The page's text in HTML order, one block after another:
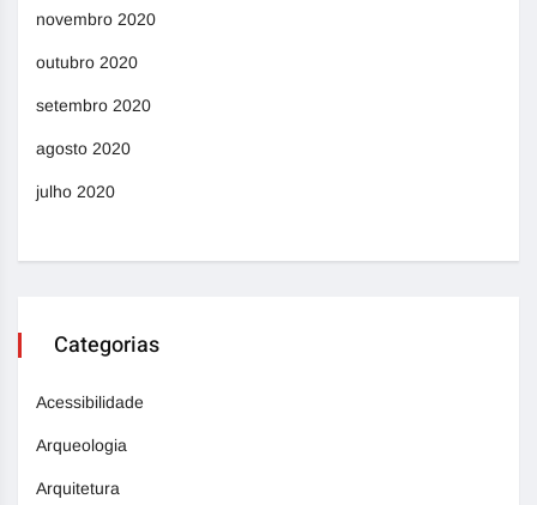
novembro 2020
outubro 2020
setembro 2020
agosto 2020
julho 2020
Categorias
Acessibilidade
Arqueologia
Arquitetura